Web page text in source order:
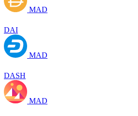
MAD
DAI
MAD
DASH
MAD